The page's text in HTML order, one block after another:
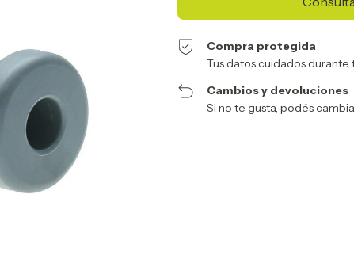
Compra protegida
Tus datos cuidados durante
Cambios y devoluciones
Si no te gusta, podés